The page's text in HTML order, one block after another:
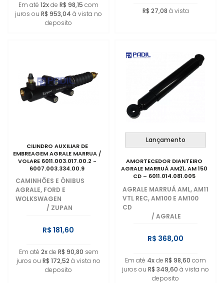
Em até 12xde R$ 98,15 com
juros ou R$ 953,04 à vista no
deposito
R$ 27,08 à vista
CILINDRO AUXILIAR DE
EMBREAGEM AGRALE MARRUA /
VOLARE 6011.003.017.00.2 -
6007.003.334.00.9
CAMINHÕES E ÔNIBUS
AGRALE, FORD E
WOLKSWAGEN
/ ZUPAN
R$ 181,60
Em até 2xde R$ 90,80 sem
juros ou R$ 172,52 à vista no
deposito
Lançamento
AMORTECEDOR DIANTEIRO
AGRALE MARRUÁ AM21, AM 150
CD – 6011.014.081.005
AGRALE MARRUÁ AML, AM11
VTL REC, AM100 E AM100
CD
/ AGRALE
R$ 368,00
Em até 4xde R$ 98,60 com
juros ou R$ 349,60 à vista no
deposito